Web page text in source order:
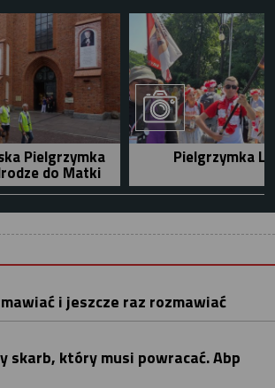
Pielgrzymka
do Matki
Pielgrzymka
i jeszcze raz rozmawiać
skarb, który musi powracać. Abp